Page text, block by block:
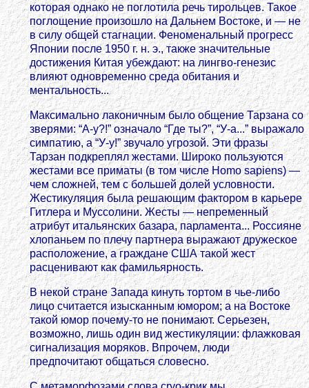
которая однако не поглотила речь тирольцев. Такое
поглощение произошло на Дальнем Востоке, и — не
в силу общей стагнации. Феноменальный прогресс
Японии после 1950 г. н. э., также значительные
достижения Китая убеждают: на лингво-генезис
влияют одновременно среда обитания и
ментальность...
Максимально лаконичным было общение Тарзана со
зверями: “А-у?!” означало “Где ты?”, “У-а...” выражало
симпатию, а “У-у!” звучало угрозой. Эти фразы
Тарзан подкреплял жестами. Широко пользуются
жестами все приматы (в том числе Homo sapiens) —
чем сложней, тем с большей долей условности.
Жестикуляция была решающим фактором в карьере
Гитлера и Муссолини. Жесты — непременный
атрибут итальянских базара, парламента... Россияне
хлопаньем по плечу партнера выражают дружеское
расположение, а граждане США такой жест
расценивают как фамильярность.
В некой стране Запада кинуть тортом в чье-либо
лицо считается изысканным юмором; а на Востоке
такой юмор почему-то не понимают. Серьезен,
возможно, лишь один вид жестикуляции: флажковая
сигнализация моряков. Впрочем, люди
предпочитают общаться словесно.